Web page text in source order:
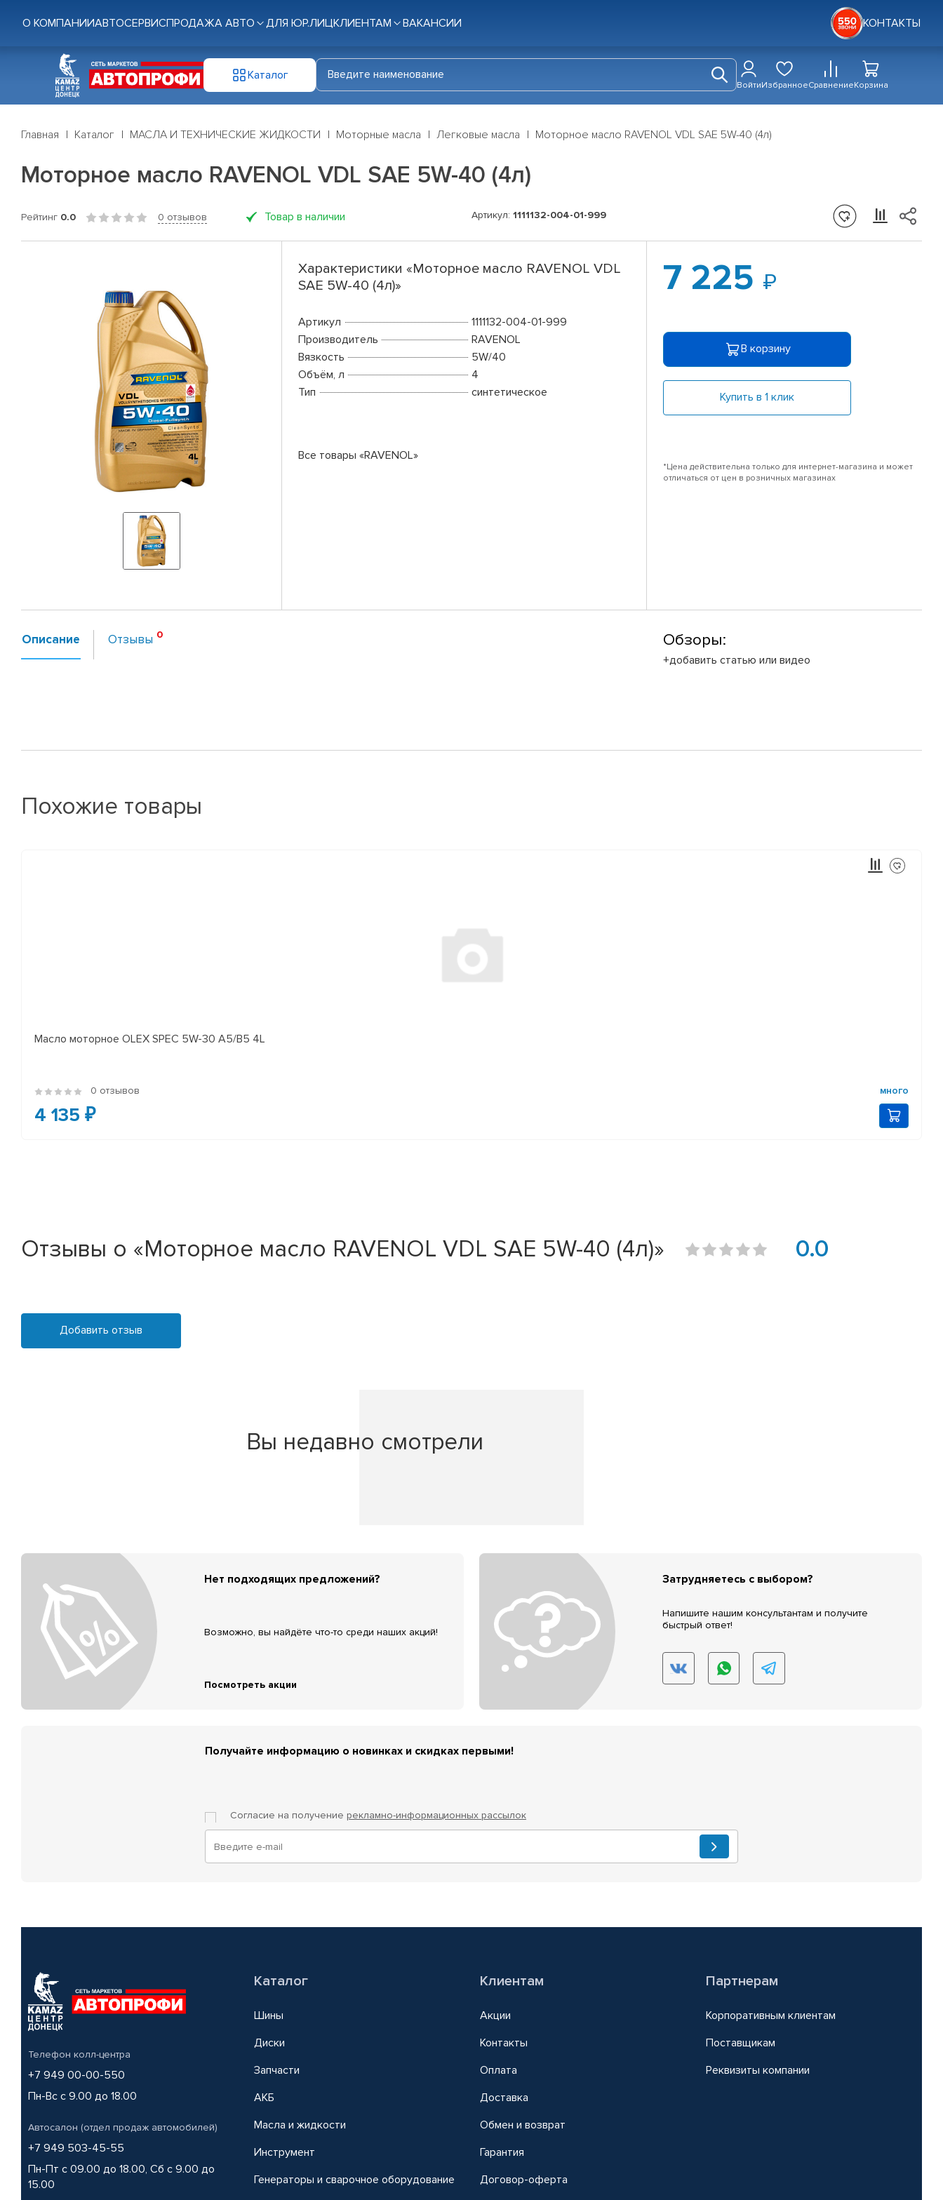
О КОМПАНИИАВТОСЕРВИСПРОДАЖА АВТО ДЛЯ ЮР.ЛИЦКЛИЕНТАМ ВАКАНСИИ КОНТАКТЫ
Каталог
ВойтиИзбранноеСравнениеКорзина
Главная Каталог МАСЛА И ТЕХНИЧЕСКИЕ ЖИДКОСТИ Моторные масла Легковые масла Моторное масло RAVENOL VDL SAE 5W-40 (4л)
Моторное масло RAVENOL VDL SAE 5W-40 (4л)
Рейтинг 0.0 0 отзывов Товар в наличии Артикул: 1111132-004-01-999
Характеристики «Моторное масло RAVENOL VDL
SAE 5W-40 (4л)»
Артикул
1111132-004-01-999
Производитель
RAVENOL
Вязкость
5W/40
Объём, л
4
Тип
синтетическое
Все товары «RAVENOL»
7 225
В корзину
Купить в 1 клик
*Цена действительна только для интернет-магазина и может
отличаться от цен в розничных магазинах
Описание Отзывы Обзоры:
+добавить статью или видео
Похожие товары
Масло моторное OLEX SPEC 5W-30 A5/B5 4L
0 отзывов много
4 135 ₽
Отзывы о «Моторное масло RAVENOL VDL SAE 5W-40 (4л)» 0.0
Добавить отзыв
Вы недавно смотрели
Нет подходящих предложений?
Возможно, вы найдёте что-то среди наших акций!
Посмотреть акции
Затрудняетесь с выбором?
Напишите нашим консультантам и получите
быстрый ответ!
Получайте информацию о новинках и скидках первыми!
Согласие на получение рекламно-информационных рассылок
Телефон колл-центра
+7 949 00-00-550
Пн-Вс с 9.00 до 18.00
Автосалон (отдел продаж автомобилей)
+7 949 503-45-55
Пн-Пт с 09.00 до 18.00, Сб с 9.00 до
15.00
Каталог
Шины
Диски
Запчасти
АКБ
Масла и жидкости
Инструмент
Генераторы и сварочное оборудование
Клиентам
Акции
Контакты
Оплата
Доставка
Обмен и возврат
Гарантия
Договор-оферта
Партнерам
Корпоративным клиентам
Поставщикам
Реквизиты компании